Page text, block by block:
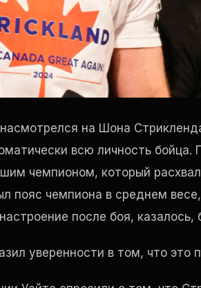
на Шона
всю личность бойца.
чемпионом, который
пояс чемпиона в среднем
после боя, казалось,
уверенности в том, что это